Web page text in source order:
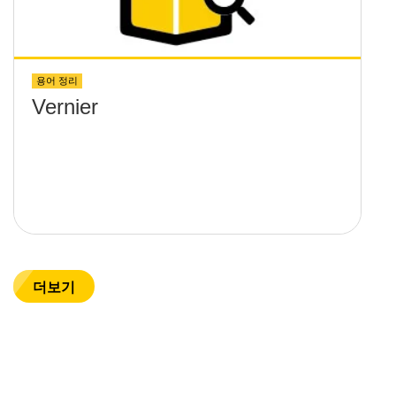
용어 정리
Vernier
더보기